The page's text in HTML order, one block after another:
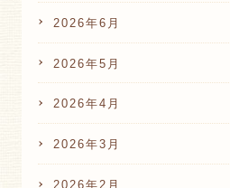
2026年6月
2026年5月
2026年4月
2026年3月
2026年2月